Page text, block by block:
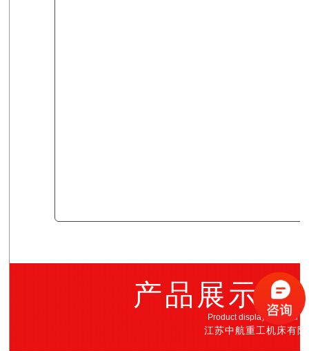
产品展示·
Product display · all real
江苏中航重工机床有